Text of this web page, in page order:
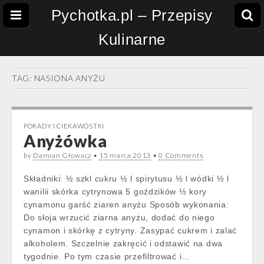
Pychotka.pl – Przepisy
Kulinarne
TAG: NASIONA ANYŻU
PORADY I CIEKAWOSTKI
Anyżówka
by Damian Głowacz • 15 marca 2013 •0 Comments
Składniki: ½ szkl cukru ½ l spirytusu ½ l wódki ½ l
wanilii skórka cytrynowa 5 goździków ½ kory
cynamonu garść ziaren anyżu Sposób wykonania:
Do słoja wrzucić ziarna anyżu, dodać do niego
cynamon i skórkę z cytryny. Zasypać cukrem i zalać
alkoholem. Szczelnie zakręcić i odstawić na dwa
tygodnie. Po tym czasie przefiltrować i…